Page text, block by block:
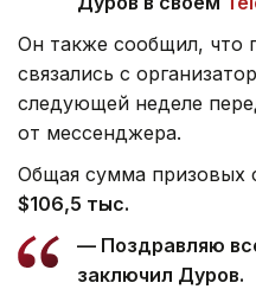
Он также сообщил, что
связались с
следующей неделе
от мессенджера.
Общая сумма призовых
$106,5 тыс.
— Поздравляю
заключил Дуров.